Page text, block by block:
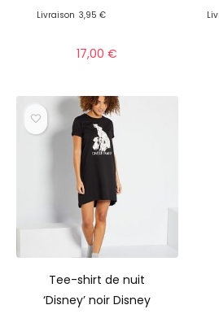
Livraison 3,95 €
17,00€
Tee-shirt de nuit
‘Disney’ noir Disney